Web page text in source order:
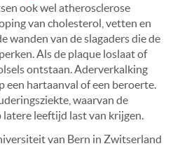
ook wel atherosclerose
van cholesterol, vetten en
wanden van de slagaders die de
Als de plaque loslaat of
ontstaan. Aderverkalking
een hartaanval of een beroerte.
waarvan de
latere leeftijd last van krijgen.
van Bern in Zwitserland